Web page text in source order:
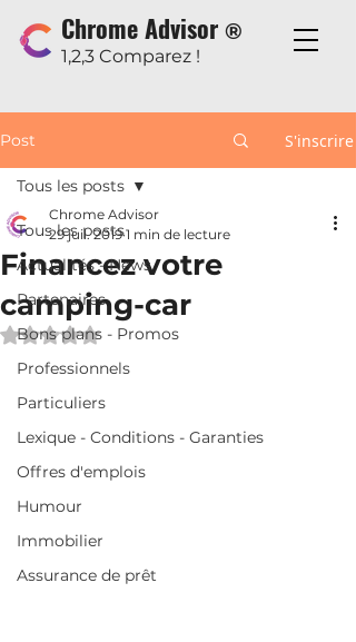
Chrome Advisor ®
1,2,3 Comparez !
Post S'inscrire
Tous les posts
Actualités - News
Partenaires
Bons plans - Promos
Professionnels
Particuliers
Lexique - Conditions - Garanties
Offres d'emplois
Humour
Immobilier
Assurance de prêt
Tous les posts
Financez votre
camping-car
Chrome Advisor
29 juil. 2019 1 min de lecture
Noté NaN étoiles sur 5.